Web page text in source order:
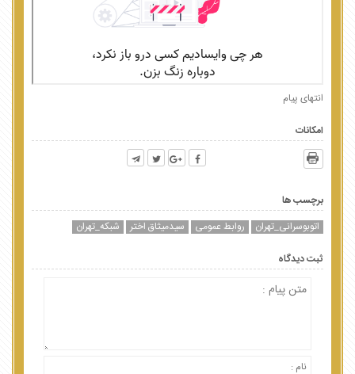
انتهای پیام
امکانات
برچسب ها
اتوبوسرانی_تهران
روابط عمومی سیدمیثاق اختر شبکه_تهران
ثبت دیدگاه